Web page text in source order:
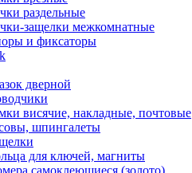
раздельные
защелки межкомнатные
и фиксаторы
дверной
висячие, накладные, почтовые
шпингалеты
для ключей, магниты
самоклеющиеся (золото)